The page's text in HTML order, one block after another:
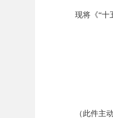
现将《“十五
（此件主动